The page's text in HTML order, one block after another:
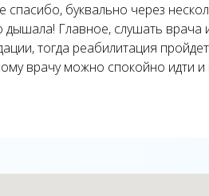
спасибо, буквально через
дышала! Главное, слушать врача
тогда реабилитация
врачу можно спокойно идти